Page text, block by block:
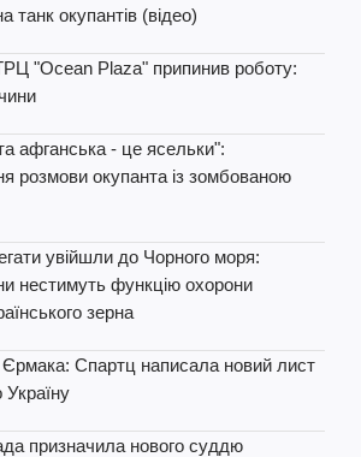
танк окупантів (відео)
"Ocean Plaza" припинив роботу:
афганська - це ясельки":
розмови окупанта із зомбованою
увійшли до Чорного моря:
нестимуть функцію охорони
зерна
Спартц написала новий лист
призначила нового суддю